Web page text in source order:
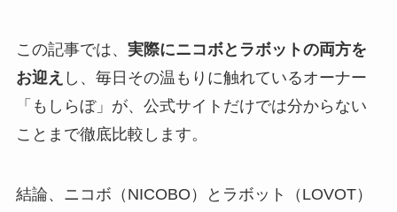
この記事では、 実際にニコボとラボットの両方を
お迎え し、毎日その温もりに触れているオーナー
「もしらぼ」が、公式サイトだけでは分からない
ことまで徹底比較します。
結論、ニコボ（NICOBO）とラボット（LOVOT）